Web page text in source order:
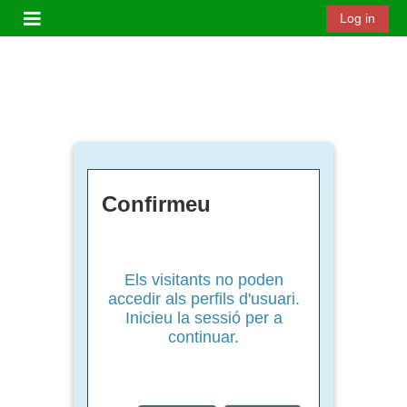
Panell lateral
Log in
Confirmeu
Els visitants no poden
accedir als perfils d'usuari.
Inicieu la sessió per a
continuar.